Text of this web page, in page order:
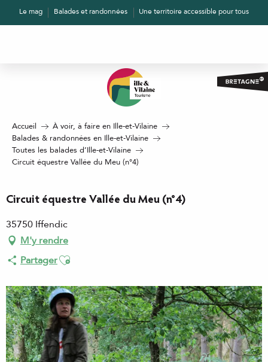
AllerLe mag Balades et randonnées Une territoire accessible pour tous
Accueil
À voir, à faire en Ille-et-Vilaine
Balades & randonnées en Ille-et-Vilaine
Toutes les balades d’Ille-et-Vilaine
Circuit équestre Vallée du Meu (n°4)
Circuit équestre Vallée du Meu (n°4)
35750 Iffendic
M'y rendre
PartagerAjouter aux favoris